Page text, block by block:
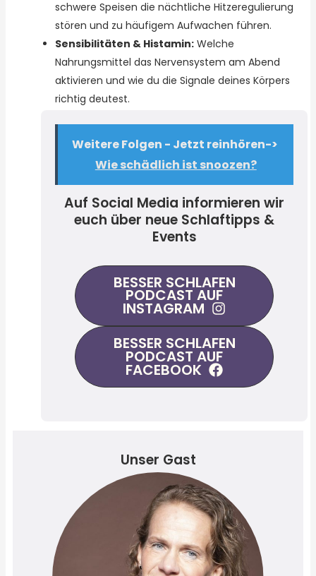
schwere Speisen die nächtliche Hitzeregulierung
stören und zu häufigem Aufwachen führen.
Sensibilitäten & Histamin: Welche
Nahrungsmittel das Nervensystem am Abend
aktivieren und wie du die Signale deines Körpers
richtig deutest.
Weitere Folgen - Jetzt reinhören->
Wie schädlich ist snoozen?
Auf Social Media informieren wir
euch über neue Schlaftipps &
Events
BESSER SCHLAFEN
PODCAST AUF
INSTAGRAM
BESSER SCHLAFEN
PODCAST AUF
FACEBOOK
Unser Gast